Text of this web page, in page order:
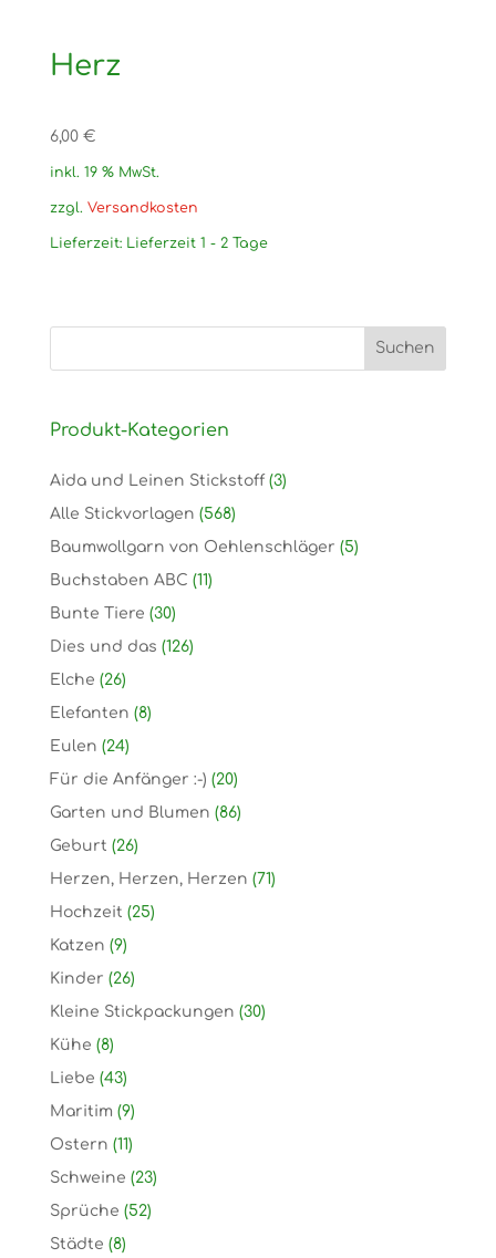
Herz
6,00 €
inkl. 19 % MwSt.
zzgl. Versandkosten
Lieferzeit: Lieferzeit 1 - 2 Tage
Produkt-Kategorien
Aida und Leinen Stickstoff (3)
Alle Stickvorlagen (568)
Baumwollgarn von Oehlenschläger (5)
Buchstaben ABC (11)
Bunte Tiere (30)
Dies und das (126)
Elche (26)
Elefanten (8)
Eulen (24)
Für die Anfänger :-) (20)
Garten und Blumen (86)
Geburt (26)
Herzen, Herzen, Herzen (71)
Hochzeit (25)
Katzen (9)
Kinder (26)
Kleine Stickpackungen (30)
Kühe (8)
Liebe (43)
Maritim (9)
Ostern (11)
Schweine (23)
Sprüche (52)
Städte (8)